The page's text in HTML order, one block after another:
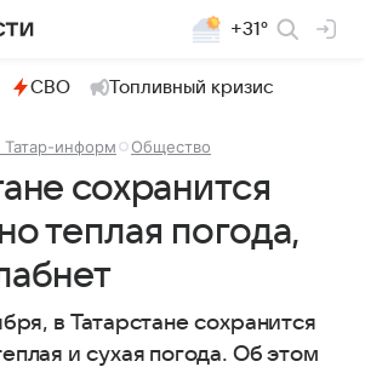
+31°
СВО Топливный кризис
информ Общество
сохранится
теплая погода,
в Татарстане сохранится
и сухая погода. Об этом